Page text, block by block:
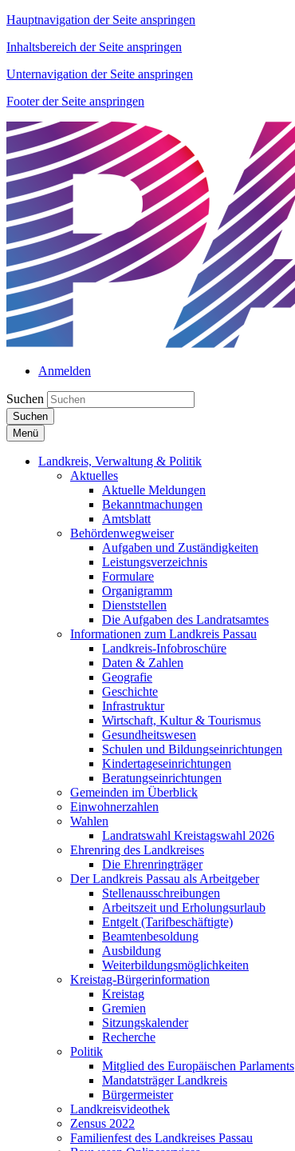
Hauptnavigation der Seite anspringen
Inhaltsbereich der Seite anspringen
Unternavigation der Seite anspringen
Footer der Seite anspringen
Anmelden
Suchen
Suchen
Menü
Landkreis, Verwaltung & Politik
Aktuelles
Aktuelle Meldungen
Bekanntmachungen
Amtsblatt
Behördenwegweiser
Aufgaben und Zuständigkeiten
Leistungsverzeichnis
Formulare
Organigramm
Dienststellen
Die Aufgaben des Landratsamtes
Informationen zum Landkreis Passau
Landkreis-Infobroschüre
Daten & Zahlen
Geografie
Geschichte
Infrastruktur
Wirtschaft, Kultur & Tourismus
Gesundheitswesen
Schulen und Bildungseinrichtungen
Kindertageseinrichtungen
Beratungseinrichtungen
Gemeinden im Überblick
Einwohnerzahlen
Wahlen
Landratswahl Kreistagswahl 2026
Ehrenring des Landkreises
Die Ehrenringträger
Der Landkreis Passau als Arbeitgeber
Stellenausschreibungen
Arbeitszeit und Erholungsurlaub
Entgelt (Tarifbeschäftigte)
Beamtenbesoldung
Ausbildung
Weiterbildungsmöglichkeiten
Kreistag-Bürgerinformation
Kreistag
Gremien
Sitzungskalender
Recherche
Politik
Mitglied des Europäischen Parlaments
Mandatsträger Landkreis
Bürgermeister
Landkreisvideothek
Zensus 2022
Familienfest des Landkreises Passau